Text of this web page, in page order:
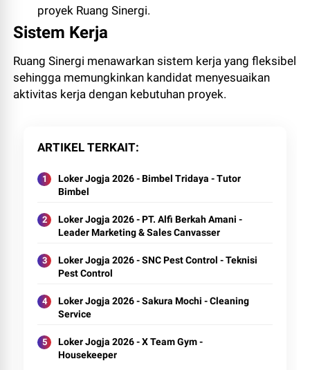
proyek Ruang Sinergi.
Sistem Kerja
Ruang Sinergi menawarkan sistem kerja yang fleksibel
sehingga memungkinkan kandidat menyesuaikan
aktivitas kerja dengan kebutuhan proyek.
ARTIKEL TERKAIT
Loker Jogja 2026 - Bimbel Tridaya - Tutor
Bimbel
Loker Jogja 2026 - PT. Alfi Berkah Amani -
Leader Marketing & Sales Canvasser
Loker Jogja 2026 - SNC Pest Control - Teknisi
Pest Control
Loker Jogja 2026 - Sakura Mochi - Cleaning
Service
Loker Jogja 2026 - X Team Gym -
Housekeeper